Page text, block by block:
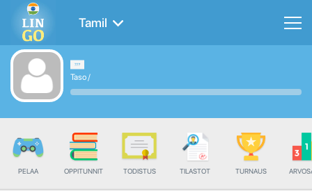
Tamil
Taso/
PELAA OPPITUNNIT TODISTUS TILASTOT TURNAUS